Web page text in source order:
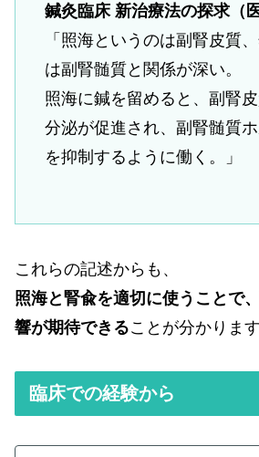
鍼灸臨床 新治療法の探求（
「照海というのは副腎皮質
は副腎髄質と関係が深い。
照海に鍼を留めると、副腎
分泌が促進され、副腎髄質
を抑制するように働く。」
これらの記述からも、
照海と腎兪を適切に使うことで
響が期待できることが分かります
臨床での経験から